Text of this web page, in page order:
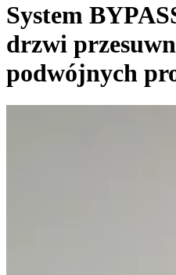
System
drzwi
podwójnych